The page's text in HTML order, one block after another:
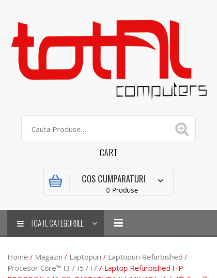
CART
COS CUMPARATURI
0 Produse
TOATE CATEGORIILE
Home / Magazin / Laptopuri / Laptopuri Refurbished /
Procesor Core™ I3 / I5 / I7 / Laptop Refurbished HP